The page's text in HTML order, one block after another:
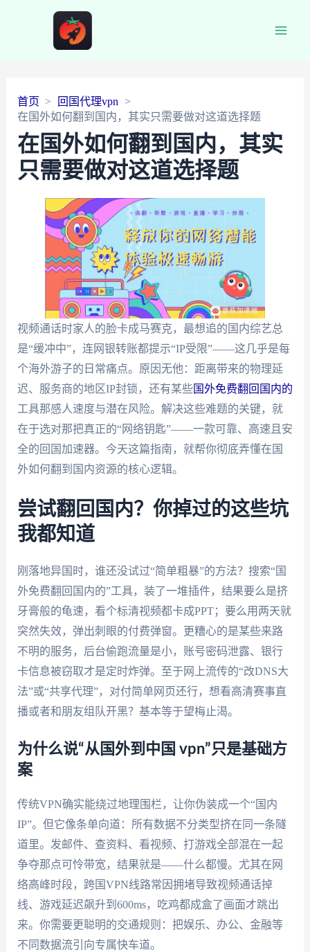
首页
回国代理vpn
在国外如何翻到国内，其实只需要做对这道选择题
在国外如何翻到国内，其实
只需要做对这道选择题
视频通话时家人的脸卡成马赛克，最想追的国内综艺总
是“缓冲中”，连网银转账都提示“IP受限”——这几乎是每
个海外游子的日常痛点。原因无他：距离带来的物理延
迟、服务商的地区IP封锁，还有某些国外免费翻回国内的
工具那感人速度与潜在风险。解决这些难题的关键，就
在于选对那把真正的“网络钥匙”——一款可靠、高速且安
全的回国加速器。今天这篇指南，就帮你彻底弄懂在国
外如何翻到国内资源的核心逻辑。
尝试翻回国内？你掉过的这些坑
我都知道
刚落地异国时，谁还没试过“简单粗暴”的方法？搜索“国
外免费翻回国内的”工具，装了一堆插件，结果要么是挤
牙膏般的龟速，看个标清视频都卡成PPT；要么用两天就
突然失效，弹出刺眼的付费弹窗。更糟心的是某些来路
不明的服务，后台偷跑流量是小，账号密码泄露、银行
卡信息被窃取才是定时炸弹。至于网上流传的“改DNS大
法”或“共享代理”，对付简单网页还行，想看高清赛事直
播或者和朋友组队开黑？基本等于望梅止渴。
为什么说“从国外到中国 vpn”只是基础方
案
传统VPN确实能绕过地理围栏，让你伪装成一个“国内
IP”。但它像条单向道：所有数据不分类型挤在同一条隧
道里。发邮件、查资料、看视频、打游戏全部混在一起
争夺那点可怜带宽，结果就是——什么都慢。尤其在网
络高峰时段，跨国VPN线路常因拥堵导致视频通话掉
线、游戏延迟飙升到600ms，吃鸡都成盒了画面才跳出
来。你需要更聪明的交通规则：把娱乐、办公、金融等
不同数据流引向专属快车道。